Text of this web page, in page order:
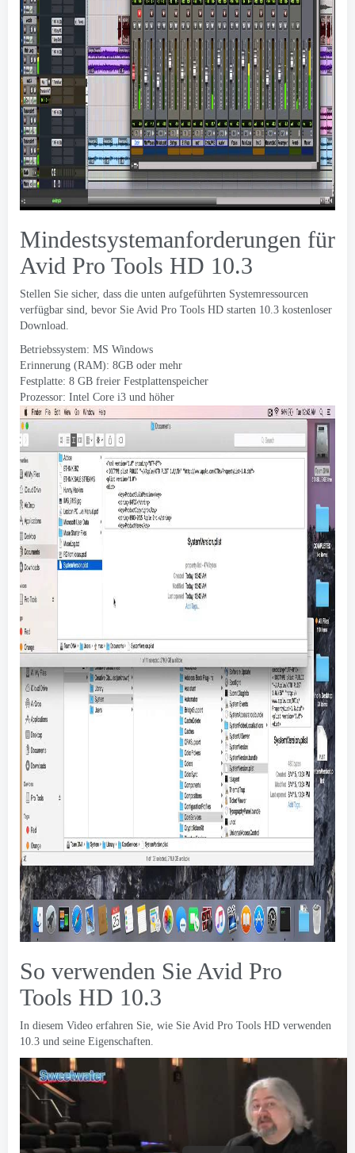
Mindestsystemanforderungen für
Avid Pro Tools HD 10.3
Stellen Sie sicher, dass die unten aufgeführten Systemressourcen
verfügbar sind, bevor Sie Avid Pro Tools HD starten 10.3 kostenloser
Download.
Betriebssystem: MS Windows
Erinnerung (RAM): 8GB oder mehr
Festplatte: 8 GB freier Festplattenspeicher
Prozessor: Intel Core i3 und höher
So verwenden Sie Avid Pro
Tools HD 10.3
In diesem Video erfahren Sie, wie Sie Avid Pro Tools HD verwenden
10.3 und seine Eigenschaften.